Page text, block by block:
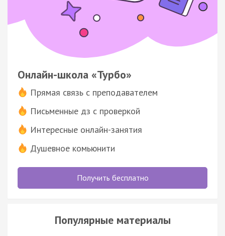
Онлайн-школа «Турбо»
Прямая связь с преподавателем
Письменные дз с проверкой
Интересные онлайн-занятия
Душевное комьюнити
Получить бесплатно
Популярные материалы